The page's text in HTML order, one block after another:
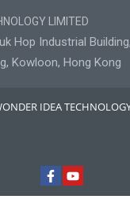
LIMITED
Hop Industrial
Kowloon, Hong Kong
IDEA